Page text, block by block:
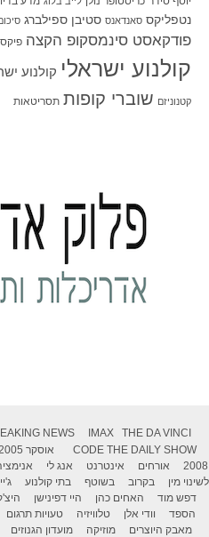
נטפליקס סאנדאנס סטיבן ספילברג
פודקאסט סינמסקופ הקצה
קולנוע ישראלי קולנוע
קטנוניזם שוברי קופות תסריטאות
NEWS IMAX
THE DA VINCI
CODE THE DAILY SHOW אוסקר 2005
2008
אורחים אינטרנט אנג לי
לשינוי מין
בקרוב בשוטף בתי קולנוע
דפש מוד
האחים כהן היי דפינישן
הספד
וודי אלן טלוויזיה טעויות תרגום
מאבק היוצרים
מוזיקה מועדון הגנוזים